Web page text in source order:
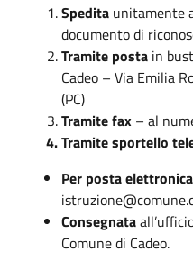
Spedita unitamente
documento di
Tramite posta in
Cadeo – Via Emilia
(PC)
Tramite fax – al
Tramite sportello
Per posta elettronica
Consegnata
Comune di Cadeo.